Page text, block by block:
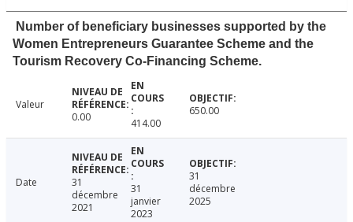
Number of beneficiary businesses supported by the
Women Entrepreneurs Guarantee Scheme and the
Tourism Recovery Co-Financing Scheme.
Valeur
0.00
414.00
650.00
Date
31
décembre
2021
31
janvier
2023
31
décembre
2025